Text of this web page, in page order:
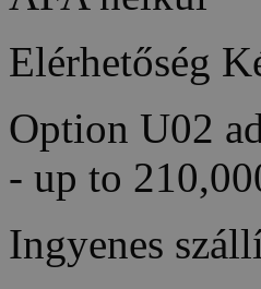
Elérhetőség
Option U02
- up to
Ingyenes